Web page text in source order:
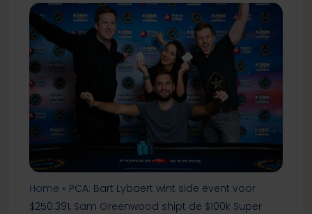
Home » PCA: Bart Lybaert wint side event voor
$250.391, Sam Greenwood shipt de $100k Super